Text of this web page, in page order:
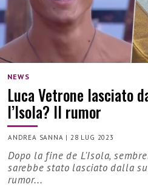
NEWS
Luca Vetrone lasciato
l’Isola? Il rumor
ANDREA SANNA |28 LUG 2023
Dopo la fine de L'Isola,
sarebbe stato lasciato dalla
rumor...